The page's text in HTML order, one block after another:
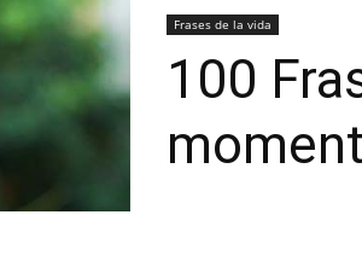
Frases de la vida
100